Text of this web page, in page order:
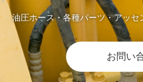
油圧ホース・各種パーツ・アッ
お問い